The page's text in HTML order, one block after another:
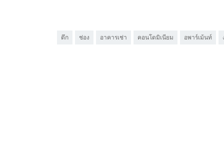
ตึก ช่อง อาคารเช่า คอนโดมิเนียม อพาร์เม้นท์